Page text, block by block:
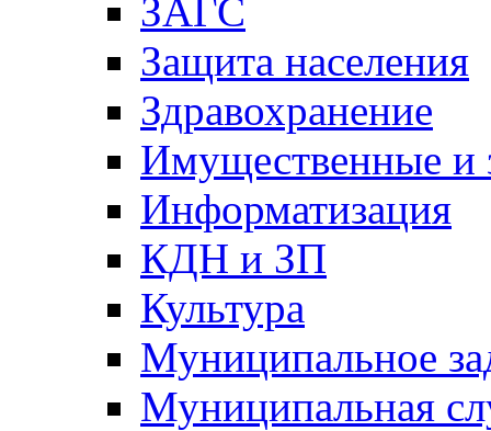
ЗАГС
Защита населения
Здравохранение
Имущественные и
Информатизация
КДН и ЗП
Культура
Муниципальное
Муниципальная